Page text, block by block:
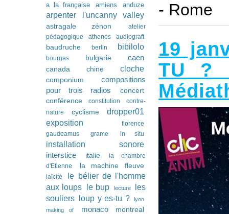
a la française
amiens anduze
arpenter l'uncanny valley
astragale zénon
atelier
pédagogique
athenes audiograft
baudruche berlin bibilolo
bourgas bulgarie caen
canada chine cloche
componium
compositions
pour trois radios
concert
conférence
constitution
contre-
nature
cyclisme
dropper01
exposition
florence
gaudeamus
grame in situ
installation sonore
interstice italie
la chambre
d'Etienne
la machine fleuve
laïcité
le bélier de l'homme
aux loups
le bup lecture
les
souliers loup y es-tu ?
lyon
making of
monaco montreal
- Rome
19
TU ?